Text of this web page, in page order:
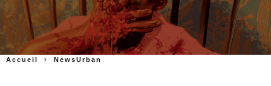
Accueil NewsUrban